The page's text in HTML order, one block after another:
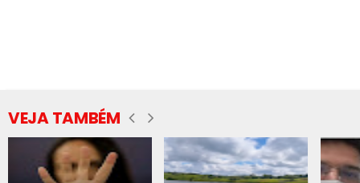
VEJA TAMBÉM